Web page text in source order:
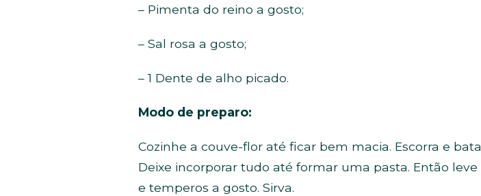
– Pimenta do reino a gosto;
– Sal rosa a gosto;
– 1 Dente de alho picado.
Modo de preparo:
Cozinhe a couve-flor até ficar bem macia. Escorra e
Deixe incorporar tudo até formar uma pasta. Então
e temperos a gosto. Sirva.